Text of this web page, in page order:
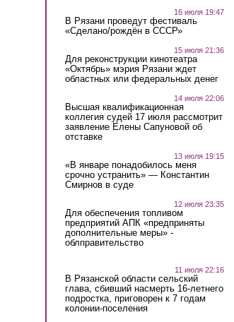
16 июля 19:47
В Рязани проведут фестиваль
«Сделано/рождён в СССР»
15 июля 21:36
Для реконструкции кинотеатра
«Октябрь» мэрия Рязани ждет
областных или федеральных денег
14 июля 22:06
Высшая квалификационная
коллегия судей 17 июля рассмотрит
заявление Елены Сапуновой об
отставке
13 июля 19:15
«В январе понадобилось меня
срочно устранить» — Константин
Смирнов в суде
12 июля 23:35
Для обеспечения топливом
предприятий АПК «предприняты
дополнительные меры» -
облправительство
11 июля 22:16
В Рязанской области сельский
глава, сбивший насмерть 16-летнего
подростка, приговорен к 7 годам
колонии-поселения